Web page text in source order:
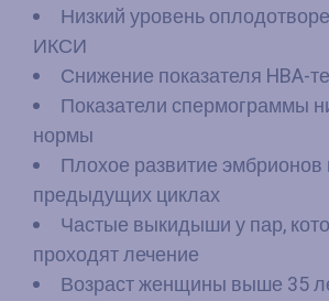
Низкий уровень
ИКСИ
Снижение показателя HBA-
Показатели спермограммы
нормы
Плохое развитие эмбрионов
предыдущих циклах
Частые выкидыши у пар,
проходят лечение
Возраст женщины выше 35